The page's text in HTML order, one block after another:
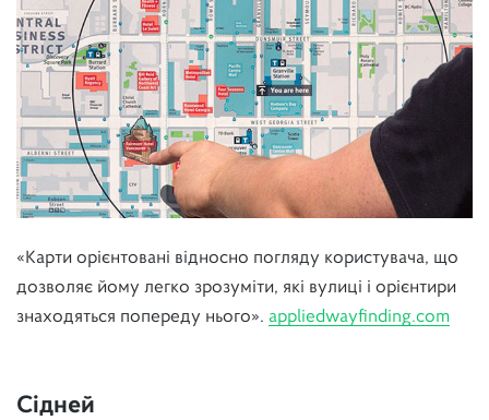
«Карти орієнтовані відносно погляду користувача, що
дозволяє йому легко зрозуміти, які вулиці і орієнтири
знаходяться попереду нього». appliedwayfinding.com
Сідней